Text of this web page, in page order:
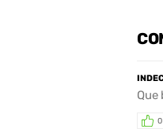
Que
0